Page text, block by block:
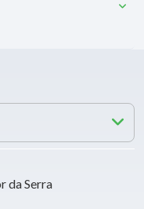
da Serra